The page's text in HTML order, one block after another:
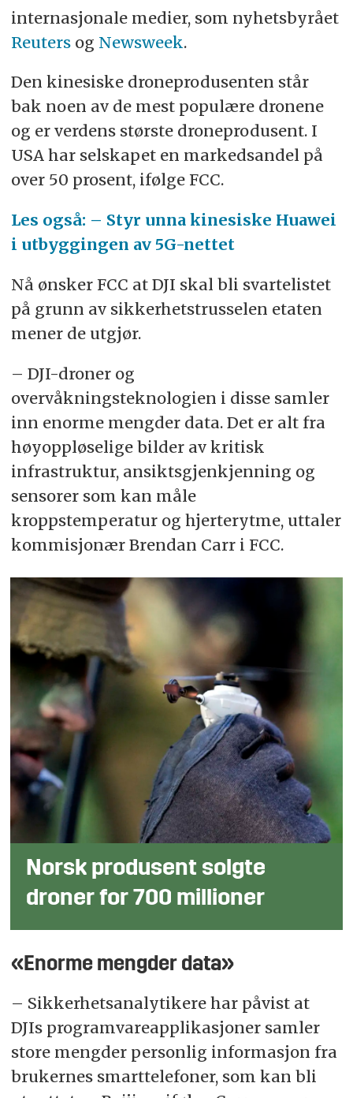
internasjonale medier, som nyhetsbyrået
Reutersog Newsweek.
Den kinesiske droneprodusenten står
bak noen av de mest populære dronene
og er verdens største droneprodusent. I
USA har selskapet en markedsandel på
over 50 prosent, ifølge FCC.
Les også: – Styr unna kinesiske Huawei
i utbyggingen av 5G-nettet
Nå ønsker FCC at DJI skal bli svartelistet
på grunn av sikkerhetstrusselen etaten
mener de utgjør.
– DJI-droner og
overvåkningsteknologien i disse samler
inn enorme mengder data. Det er alt fra
høyoppløselige bilder av kritisk
infrastruktur, ansiktsgjenkjenning og
sensorer som kan måle
kroppstemperatur og hjerterytme, uttaler
kommisjonær Brendan Carr i FCC.
Norsk produsent solgte
droner for 700 millioner
«Enorme mengder data»
– Sikkerhetsanalytikere har påvist at
DJIs programvareapplikasjoner samler
store mengder personlig informasjon fra
brukernes smarttelefoner, som kan bli